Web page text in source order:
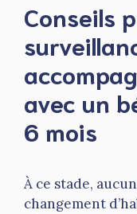
Conseils
avec un
6 mois
À ce stade,
changement